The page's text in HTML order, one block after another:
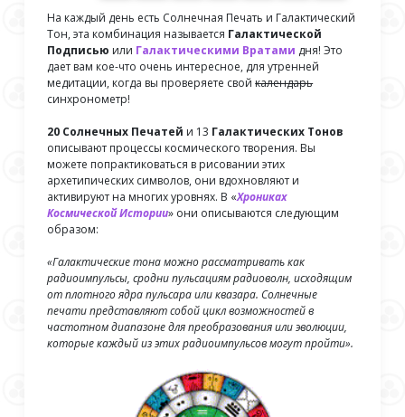
На каждый день есть Солнечная Печать и Галактический
Тон, эта комбинация называется Галактической
Подписью или Галактическими Вратами дня! Это
дает вам кое-что очень интересное, для утренней
медитации, когда вы проверяете свойкалендарь
синхронометр!
20 Солнечных Печатей и 13 Галактических Тонов
описывают процессы космического творения. Вы
можете попрактиковаться в рисовании этих
архетипических символов, они вдохновляют и
активируют на многих уровнях. В «Хрониках
Космической Истории» они описываются следующим
образом:
«Галактические тона можно рассматривать как
радиоимпульсы, сродни пульсациям радиоволн, исходящим
от плотного ядра пульсара или квазара. Солнечные
печати представляют собой цикл возможностей в
частотном диапазоне для преобразования или эволюции,
которые каждый из этих радиоимпульсов могут пройти».